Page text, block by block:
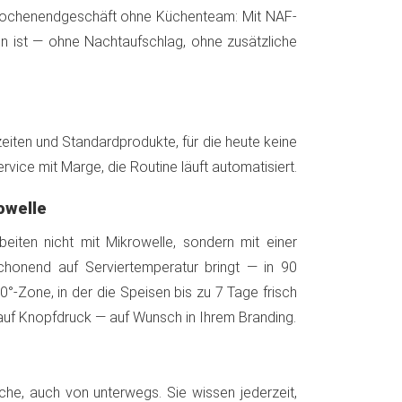
ohne Küchenteam: Mit NAF-
ist — ohne Nachtaufschlag, ohne zusätzliche
und Standardprodukte, für die heute keine
mit Marge, die Routine läuft automatisiert.
nicht mit Mikrowelle, sondern mit einer
auf Serviertemperatur bringt — in 90
Zone, in der die Speisen bis zu 7 Tage frisch
Knopfdruck — auf Wunsch in Ihrem Branding.
auch von unterwegs. Sie wissen jederzeit,